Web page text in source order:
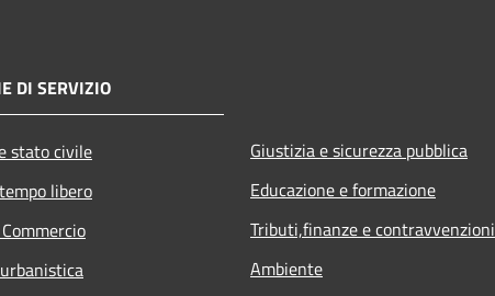
DI SERVIZIO
stato civile
libero
Giustizia e sicurezza pubblica
Educazione e formazione
Tributi,finanze e contravvenzioni
Ambiente